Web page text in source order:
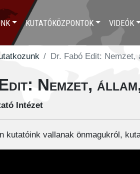
KUTATÓKÖZPONTOK VIDEÓK
Dr. Fabó Edit: Nemzet,
Nemzet,
Intézet
kutatóink vallanak önmagukról,